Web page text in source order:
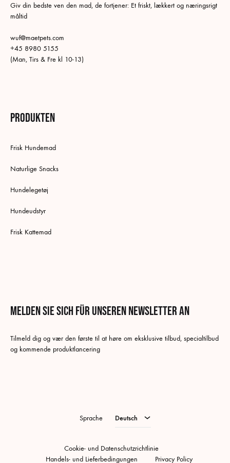
Giv din bedste ven den mad, de fortjener: Et friskt, lækkert og næringsrigt
måltid
wuf@maetpets.com
+45 8980 5155
(Man, Tirs & Fre kl 10-13)
Produkten
Frisk Hundemad
Naturlige Snacks
Hundelegetøj
Hundeudstyr
Frisk Kattemad
Melden Sie sich für unseren Newsletter an
Tilmeld dig og vær den første til at høre om eksklusive tilbud, specialtilbud
og kommende produktlancering
Sprache Deutsch
Deutsch
Dänisch
Cookie- und Datenschutzrichtlinie
Handels- und Lieferbedingungen
Privacy Policy